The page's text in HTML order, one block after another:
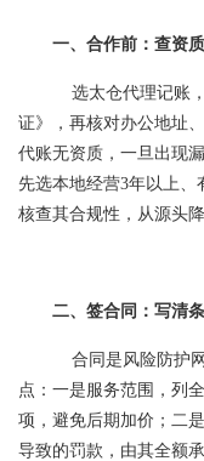
一、合作前：查资
选太仓代理记账
证》，再核对办公地址
代账无资质，一旦出现
先选本地经营3年以上、
核查其合规性，从源头降
二、签合同：写清
合同是风险防护
点：一是服务范围，列
项，避免后期加价；二
导致的罚款，由其全额